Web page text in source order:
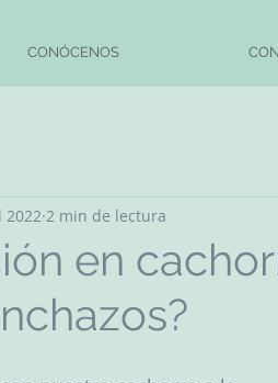
CONÓCENOS
en
2022 2 min de lectura